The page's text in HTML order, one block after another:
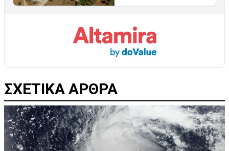
ΣΧΕΤΙΚΑ ΑΡΘΡΑ